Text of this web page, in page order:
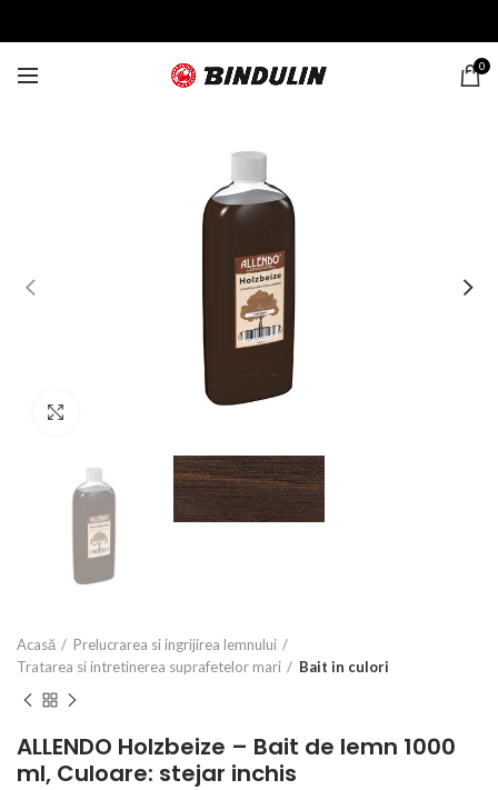
0
Acasă
Prelucrarea si ingrijirea lemnului
Tratarea si intretinerea suprafetelor mari
Bait in culori
ALLENDO Holzbeize – Bait de lemn 1000
ml, Culoare: stejar inchis